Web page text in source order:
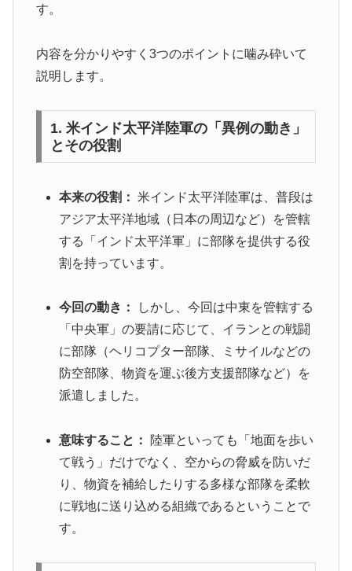
す。
内容を分かりやすく3つのポイントに噛み砕いて
説明します。
1. 米インド太平洋陸軍の「異例の動き」
とその役割
本来の役割： 米インド太平洋陸軍は、普段は
アジア太平洋地域（日本の周辺など）を管轄
する「インド太平洋軍」に部隊を提供する役
割を持っています。
今回の動き：
しかし、今回は中東を管轄する
「中央軍」の要請に応じて、イランとの戦闘
に部隊（ヘリコプター部隊、ミサイルなどの
防空部隊、物資を運ぶ後方支援部隊など）を
派遣しました。
意味すること：
陸軍といっても「地面を歩い
て戦う」だけでなく、空からの脅威を防いだ
り、物資を補給したりする多様な部隊を柔軟
に戦地に送り込める組織であるということで
す。